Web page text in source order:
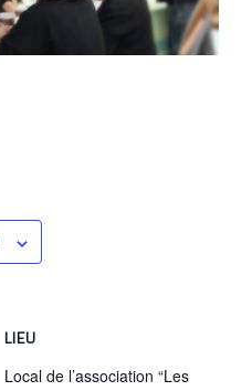
LIEU
Local de l’association “Les